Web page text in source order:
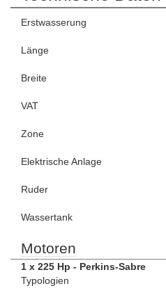
Erstwasserung
Länge
Breite
VAT
Zone
Elektrische Anlage
Ruder
Wassertank
Motoren
1 x 225 Hp - Perkins-Sabre
Typologien